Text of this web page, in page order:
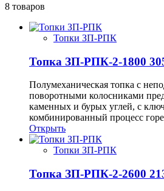
8 товаров
Топки ЗП-РПК
Топка ЗП-РПК-2-1800
Полумеханическая топка с
поворотными колосниками
каменных и бурых углей, с
комбинированный процесс
Открыть
Топки ЗП-РПК
Топка ЗП-РПК-2-2600